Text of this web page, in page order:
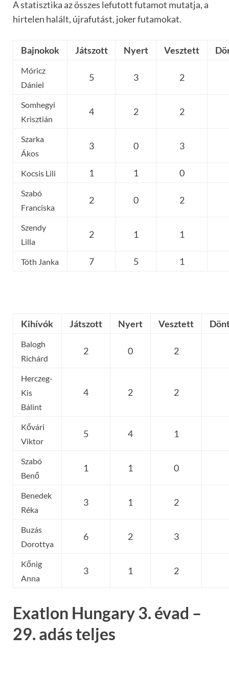
A statisztika az összes lefutott futamot mutatja, a
hirtelen halált, újrafutást, joker futamokat.
Bajnokok Játszott Nyert Vesztett
Móricz
Dániel
5 3 2
Somhegyi
Krisztián
4 2 2
Szarka
Ákos
3 0 3
Kocsis Lili 1 1 0
Szabó
Franciska
2 0 2
Szendy
Lilla
2 1 1
Tóth Janka 7 5 1
Kihívók Játszott Nyert Vesztett
Balogh
Richárd
2 0 2
Herczeg-
Kis
Bálint
4 2 2
Kővári
Viktor
5 4 1
Szabó
Benő
1 1 0
Benedek
Réka
3 1 2
Buzás
Dorottya
6 2 3
Kőnig
Anna
3 1 2
Exatlon Hungary 3. évad –
29. adás teljes